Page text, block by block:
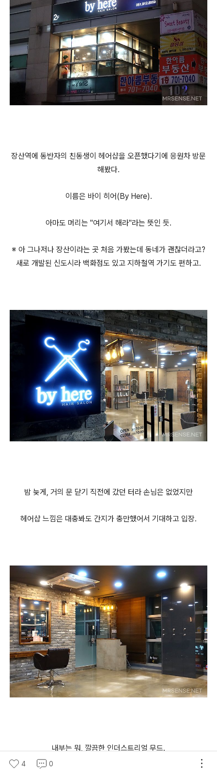
장산역에 동반자의 친동생이 헤어샵을 오픈했다기에 응원차 방문
해봤다.
이름은 바이 히어(By Here).
아마도 머리는 "여기서 해라"라는 뜻인 듯.
※ 아 그나저나 장산이라는 곳 처음 가봤는데 동네가 괜찮더라고?
새로 개발된 신도시라 백화점도 있고 지하철역 가기도 편하고.
밤 늦게, 거의 문 닫기 직전에 갔던 터라 손님은 없었지만
헤어샵 느낌은 대충봐도 간지가 충만했어서 기대하고 입장.
내부는 뭐, 깔끔한 인더스트리얼 무드.
4 0